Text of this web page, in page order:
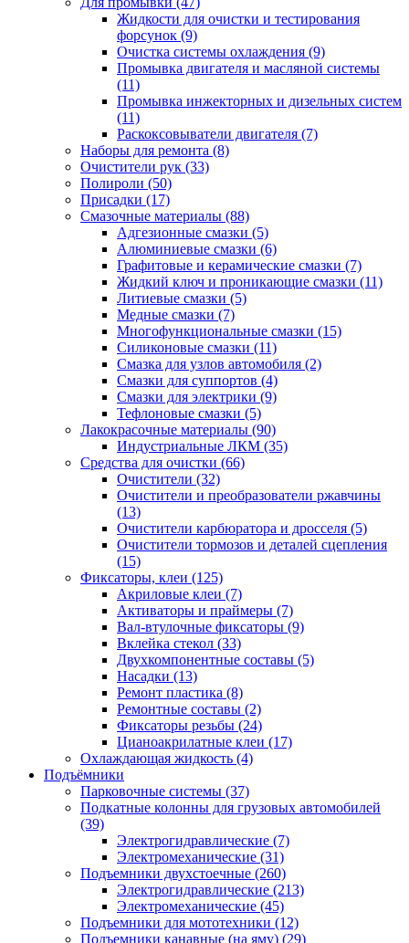
Жидкости для очистки и тестирования
форсунок (9)
Очистка системы охлаждения (9)
Промывка двигателя и масляной системы
(11)
Промывка инжекторных и дизельных систем
(11)
Раскоксовыватели двигателя (7)
Наборы для ремонта (8)
Очистители рук (33)
Полироли (50)
Присадки (17)
Смазочные материалы (88)
Адгезионные смазки (5)
Алюминиевые смазки (6)
Графитовые и керамические смазки (7)
Жидкий ключ и проникающие смазки (11)
Литиевые смазки (5)
Медные смазки (7)
Многофункциональные смазки (15)
Силиконовые смазки (11)
Смазка для узлов автомобиля (2)
Смазки для суппортов (4)
Смазки для электрики (9)
Тефлоновые смазки (5)
Лакокрасочные материалы (90)
Индустриальные ЛКМ (35)
Средства для очистки (66)
Очистители (32)
Очистители и преобразователи ржавчины
(13)
Очистители карбюратора и дросселя (5)
Очистители тормозов и деталей сцепления
(15)
Фиксаторы, клеи (125)
Акриловые клеи (7)
Активаторы и праймеры (7)
Вал-втулочные фиксаторы (9)
Вклейка стекол (33)
Двухкомпонентные составы (5)
Насадки (13)
Ремонт пластика (8)
Ремонтные составы (2)
Фиксаторы резьбы (24)
Цианоакрилатные клеи (17)
Охлаждающая жидкость (4)
Подъёмники
Парковочные системы (37)
Подкатные колонны для грузовых автомобилей
(39)
Электрогидравлические (7)
Электромеханические (31)
Подъемники двухстоечные (260)
Электрогидравлические (213)
Электромеханические (45)
Подъемники для мототехники (12)
Подъемники канавные (на яму) (29)